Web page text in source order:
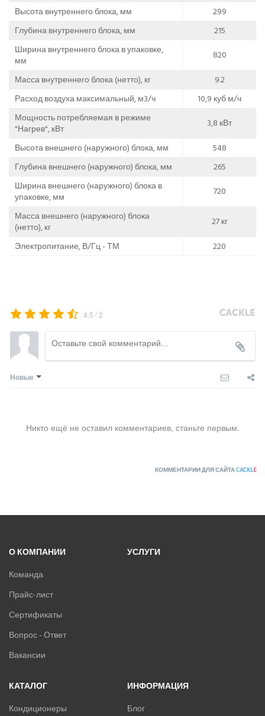
Высота внутреннего блока, мм
299
Глубина внутреннего блока, мм
215
Ширина внутреннего блока в упаковке,
мм
820
Масса внутреннего блока (нетто), кг
9.2
Расход воздуха максимальный, м3/ч
10,9 куб м/ч
Мощность потребляемая в режиме
"Нагрев", кВт
3,8 кВт
Высота внешнего (наружного) блока, мм
548
Глубина внешнего (наружного) блока, мм
265
Ширина внешнего (наружного) блока в
упаковке, мм
720
Масса внешнего (наружного) блока
(нетто), кг
27 кг
Электропитание, В/Гц - ТМ
220
4.5 /2
Новые
Никто ещё не оставил комментариев, станьте первым.
КОММЕНТАРИИ ДЛЯ САЙТАCACKLE
О КОМПАНИИ
Команда
Прайс-лист
Сертификаты
Вопрос - Ответ
Вакансии
УСЛУГИ
КАТАЛОГ
Кондиционеры
ИНФОРМАЦИЯ
Блог